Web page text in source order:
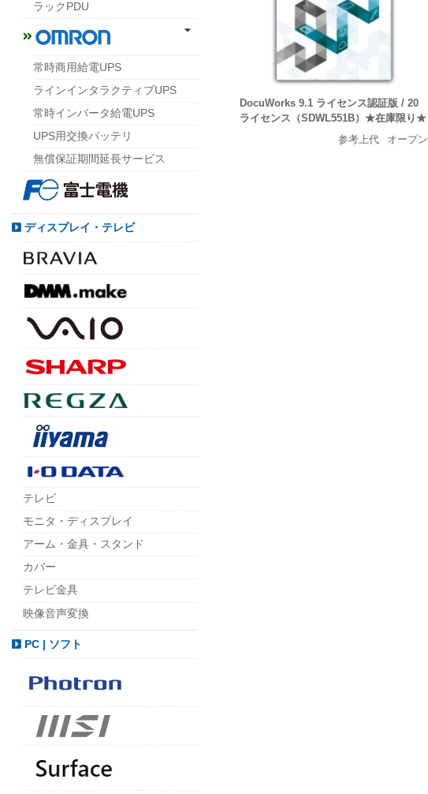
DocuWorks 9.1 ライセンス認証版 / 20
ライセンス（SDWL551B）★在庫限り★
参考上代
オープン
ラックPDU
常時商用給電UPS
ラインインタラクティブUPS
常時インバータ給電UPS
UPS用交換バッテリ
無償保証期間延長サービス
ディスプレイ・テレビ
テレビ
モニタ・ディスプレイ
アーム・金具・スタンド
カバー
テレビ金具
映像音声変換
PC | ソフト